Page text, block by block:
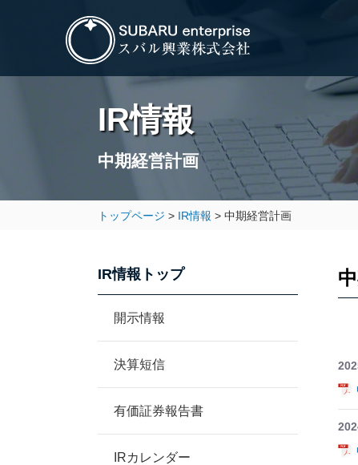
IR情報
中期経営計画
トップページ IR情報 中期経営計画
IR情報トップ
開示情報
決算短信
有価証券報告書
IRカレンダー